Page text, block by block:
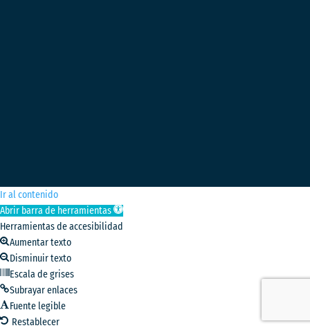
Ir al contenido
Abrir barra de herramientas
Herramientas de accesibilidad
Aumentar texto
Disminuir texto
Escala de grises
Subrayar enlaces
Fuente legible
Restablecer